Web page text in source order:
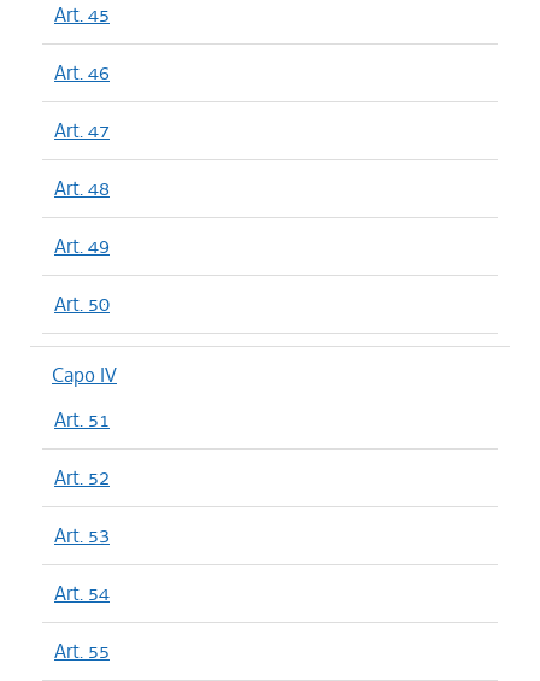
Art. 45
Art. 46
Art. 47
Art. 48
Art. 49
Art. 50
Capo IV
Art. 51
Art. 52
Art. 53
Art. 54
Art. 55